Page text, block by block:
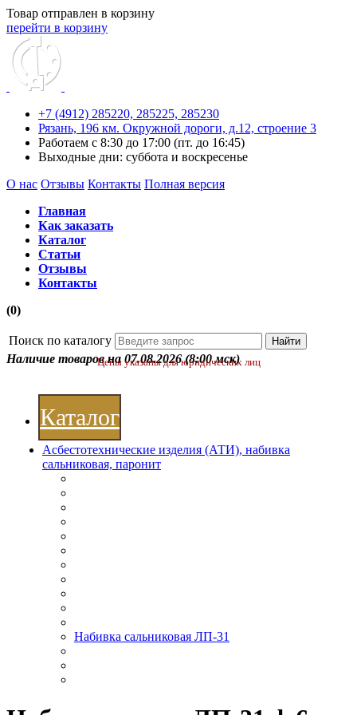
Товар отправлен в корзину
перейти в корзину
+7 (4912) 285220, 285225, 285230
Рязань, 196 км. Окружной дороги, д.12, строение 3
Работаем с 8:30 до 17:00 (пт. до 16:45)
Выходные дни: суббота и воскресенье
О нас Отзывы Контакты Полная версия
Главная
Как заказать
Каталог
Статьи
Отзывы
Контакты
(0)
Поиск по каталогу
Наличие товаров на 07.08.2026 (8:00 мск)
Цены указаны для юридических лиц
Каталог
Асбестотехнические изделия (АТИ), набивка
сальниковая, паронит
Набивка сальниковая ЛП-31